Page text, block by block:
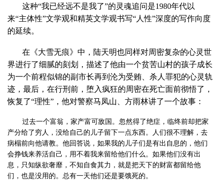
这种“我已经远不是我了”的灵魂追问是1980年代以
来“主体性”文学观和精英文学观书写“人性”深度的写作向度
的延续。
在《大雪无痕》中，陆天明也同样对周密复杂的心灵世
界进行了细腻的刻划，描述了他由一个贫苦山村的孩子成长
为一个前程似锦的副市长再到沦为受贿、杀人罪犯的心灵轨
迹，最后，在行刑前，堕入疯狂的周密在死亡面前彻悟了，
恢复了“理性”，他对警察马凤山、方雨林讲了一个故事：
过去一个富翁，家产富可敌国。忽然得了绝症，临终前却把家
产分给了穷人，没给自己的儿子留下一点东西。人们很不理解，去
病榻前向他请教。他回答说，如果我的儿子们是有出自息的，他们
会挣钱来养活自己，用不着我来留给他们什么。如果他们没有出
息，只知纵欲奢靡，不知自食其力，就是把天下的财富都留给他
们，也是没用的。总有一天他们还是要饿死的。